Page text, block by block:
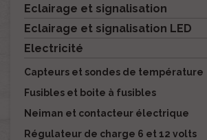
Eclairage et signalisation
Eclairage et signalisation LED
Electricité
Capteurs et sondes de température
Fusibles et boite à fusibles
Neiman et contacteur électrique
Régulateur de charge 6 et 12 volts